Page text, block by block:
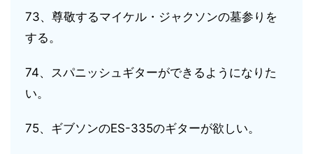
73、尊敬するマイケル・ジャクソンの墓参りを
する。
74、スパニッシュギターができるようになりた
い。
75、ギブソンのES-335のギターが欲しい。